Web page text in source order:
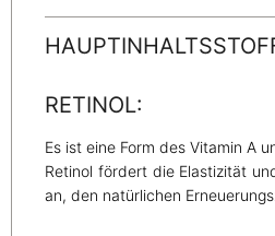
RETINOL:
Es ist eine Form des Vitamin A
Retinol fördert die Elastizität
an, den natürlichen